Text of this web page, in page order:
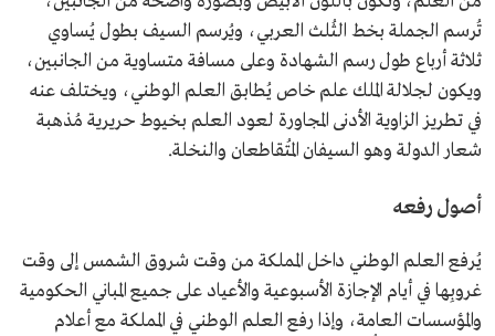
تُرسم الجملة بخط الثُلث العربي، ويُرسم السيف بطول يُساوي
ثلاثة أرباع طول رسم الشهادة وعلى مسافة متساوية من الجانبين،
ويكون لجلالة الملك علم خاص يُطابق العلم الوطني، ويختلف عنه
في تطريز الزاوية الأدنى المجاورة لعود العلم بخيوط حريرية مُذهبة
شعار الدولة وهو السيفان المُتقاطعان والنخلة.
أصول رفعه
يُرفع العلم الوطني داخل المملكة من وقت شروق الشمس إلى وقت
غروبِها في أيام الإجازة الأسبوعية والأعياد على جميع المباني الحكومية
والمؤسسات العامة، وإذا رفع العلم الوطني في المملكة مع أعلام